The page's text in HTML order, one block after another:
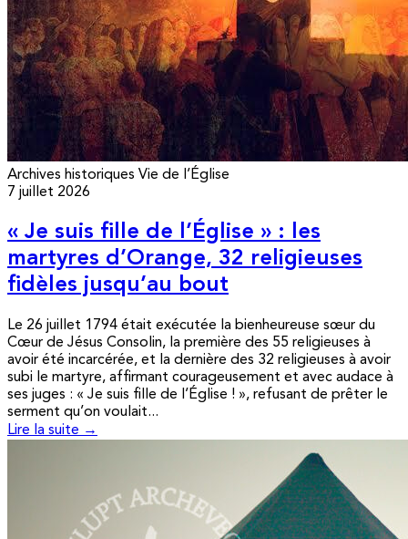
Archives historiques Vie de l’Église
7 juillet 2026
« Je suis fille de l’Église » : les
martyres d’Orange, 32 religieuses
fidèles jusqu’au bout
Le 26 juillet 1794 était exécutée la bienheureuse sœur du
Cœur de Jésus Consolin, la première des 55 religieuses à
avoir été incarcérée, et la dernière des 32 religieuses à avoir
subi le martyre, affirmant courageusement et avec audace à
ses juges : « Je suis fille de l’Église ! », refusant de prêter le
serment qu’on voulait...
Lire la suite →